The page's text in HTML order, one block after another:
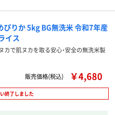
ぴりか 5kg BG無洗米 令和7年産
イス
カで肌ヌカを取る安心・安全の無洗米製
販売価格(税込) ￥4,680
終了しました